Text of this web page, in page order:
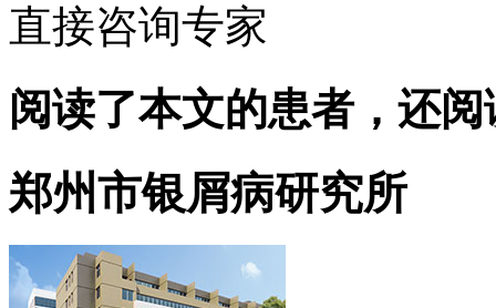
直接咨询专家
阅读了本文的患者，还
郑州市银屑病研究所